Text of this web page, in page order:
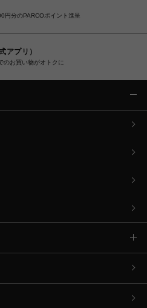
円分のPARCOポイント進呈
アプリ）
のお買い物がオトクに